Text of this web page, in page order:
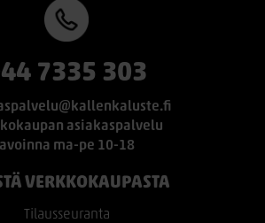
7335 303
asiakaspalvelu
avoinna ma-pe 10-18
VERKKOKAUPASTA
Tilausseuranta